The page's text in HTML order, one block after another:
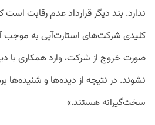
ندارد. بند دیگر قرارداد عدم رقابت
کلیدی شرکت‌های استارت‌آپی به
صورت خروج از شرکت، وارد همکاری با
نشوند. در نتیجه از دیده‌ها و شنیده‌ها
سخت‌گیرانه هستند.»